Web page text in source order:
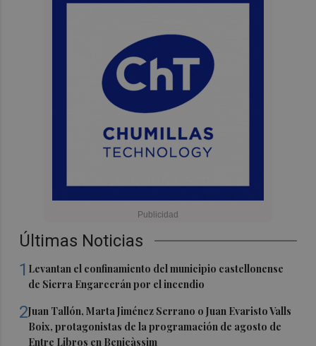
Últimas Noticias
1 Levantan el confinamiento del municipio castellonense
de Sierra Engarcerán por el incendio
2Juan Tallón, Marta Jiménez Serrano o Juan Evaristo Valls
Boix, protagonistas de la programación de agosto de
Entre Libros en Benicàssim